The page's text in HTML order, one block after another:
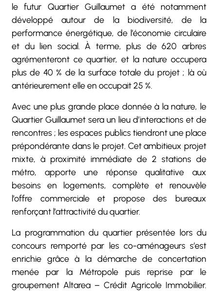
le futur Quartier Guillaumet a été notamment
développé autour de la biodiversité, de la
performance énergétique, de l’économie circulaire
et du lien social. À terme, plus de 620 arbres
agrémenteront ce quartier, et la nature occupera
plus de 40 % de la surface totale du projet ; là où
antérieurement elle en occupait 25 %.
Avec une plus grande place donnée à la nature, le
Quartier Guillaumet sera un lieu d’interactions et de
rencontres ; les espaces publics tiendront une place
prépondérante dans le projet. Cet ambitieux projet
mixte, à proximité immédiate de 2 stations de
métro, apporte une réponse qualitative aux
besoins en logements, complète et renouvèle
l’offre commerciale et propose des bureaux
renforçant l’attractivité du quartier.
La programmation du quartier présentée lors du
concours remporté par les co-aménageurs s’est
enrichie grâce à la démarche de concertation
menée par la Métropole puis reprise par le
groupement Altarea – Crédit Agricole Immobilier.